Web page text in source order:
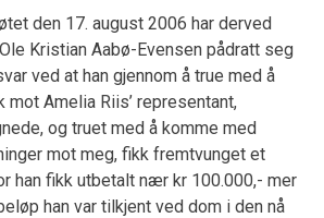
den 17. august 2006 har derved
Kristian Aabø-Evensen pådratt seg
ved at han gjennom å true med å
mot Amelia Riis’ representant,
og truet med å komme med
mot meg, fikk fremtvunget et
han fikk utbetalt nær kr 100.000,- mer
han var tilkjent ved dom i den nå